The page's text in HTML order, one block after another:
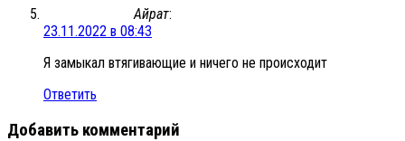
Айрат:
23.11.2022 в 08:43
Я замыкал втягивающие и ничего не происходит
Ответить
Добавить комментарий